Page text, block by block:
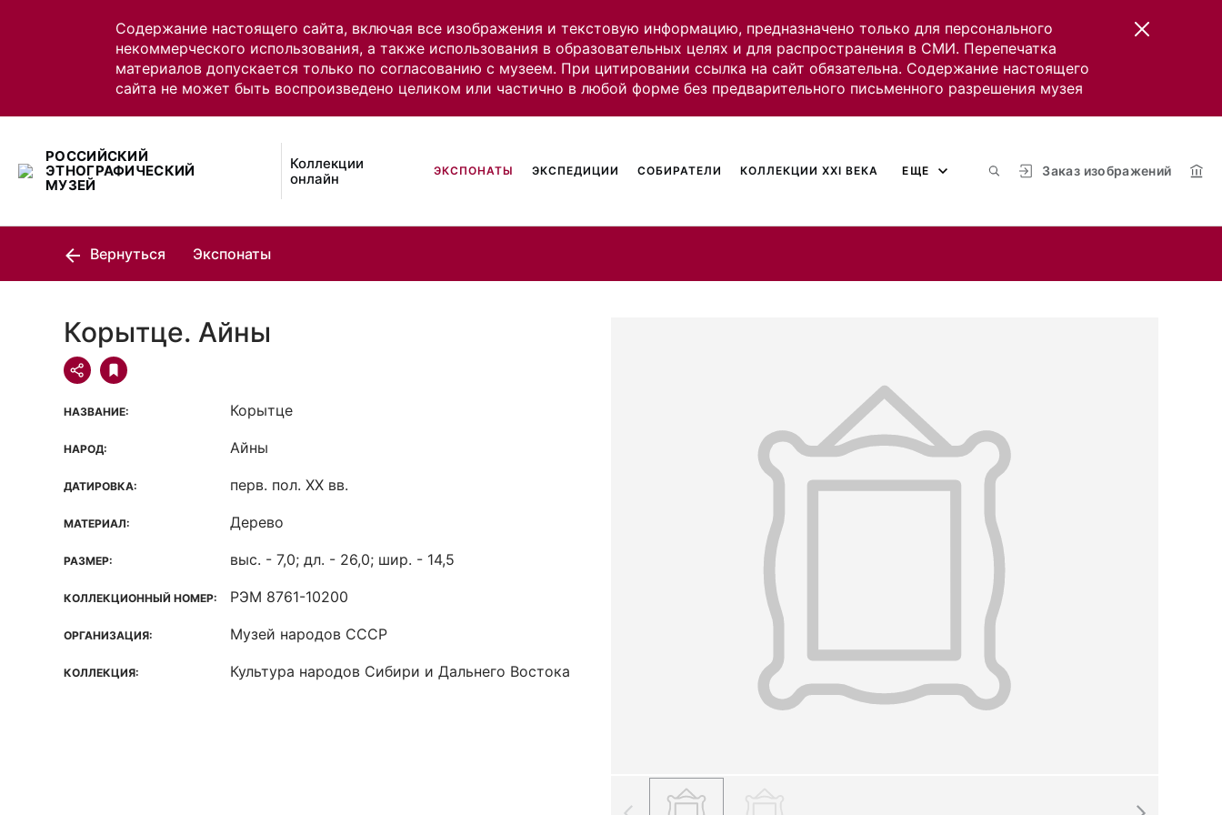
Содержание настоящего сайта, включая все изображения и текстовую информацию, предназначено только для персонального
некоммерческого использования, а также использования в образовательных целях и для распространения в СМИ. Перепечатка
материалов допускается только по согласованию с музеем. При цитировании ссылка на сайт обязательна. Содержание настоящего
сайта не может быть воспроизведено целиком или частично в любой форме без предварительного письменного разрешения музея
РОССИЙСКИЙ
ЭТНОГРАФИЧЕСКИЙ
МУЗЕЙ
Коллекции
онлайн
Заказ изображений
ЭКСПОНАТЫ ЭКСПЕДИЦИИ СОБИРАТЕЛИ КОЛЛЕКЦИИ XXI ВЕКА ЕЩЕ
Вернуться Экспонаты
Корытце. Айны
НАЗВАНИЕ: Корытце
НАРОД: Айны
ДАТИРОВКА: перв. пол. XX вв.
МАТЕРИАЛ: Дерево
РАЗМЕР: выс. - 7,0; дл. - 26,0; шир. - 14,5
КОЛЛЕКЦИОННЫЙ НОМЕР: РЭМ 8761-10200
ОРГАНИЗАЦИЯ: Музей народов СССР
КОЛЛЕКЦИЯ: Культура народов Сибири и Дальнего Востока